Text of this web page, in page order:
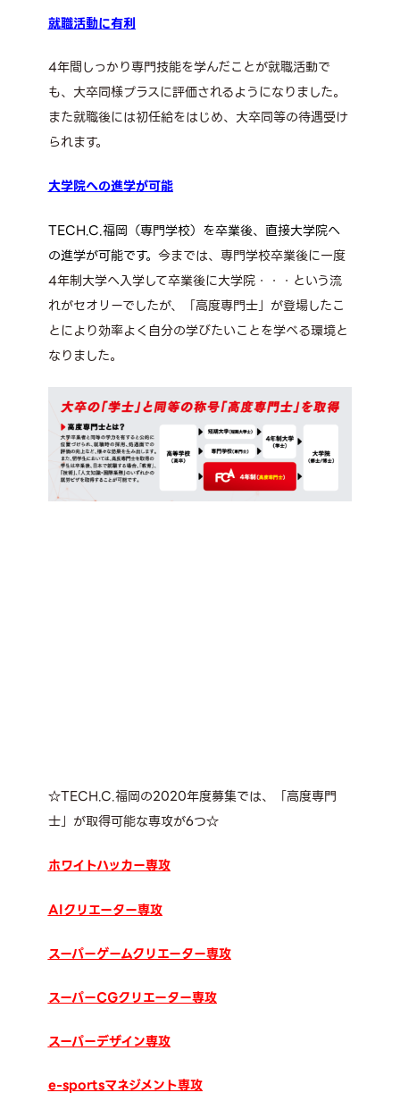
就職活動に有利
4年間しっかり専門技能を学んだことが就職活動で
も、大卒同様プラスに評価されるようになりました。
また就職後には初任給をはじめ、大卒同等の待遇受け
られます。
大学院への進学が可能
TECH.C.福岡（専門学校）を卒業後、直接大学院へ
の進学が可能です。 今までは、専門学校卒業後に一度
4年制大学へ入学して卒業後に大学院・・・という流
れがセオリーでしたが、「高度専門士」が登場したこ
とにより効率よく自分の学びたいことを学べる環境と
なりました。
☆TECH.C.福岡の2020年度募集では、「高度専門
士」が取得可能な専攻が6つ☆
ホワイトハッカー専攻
AIクリエーター専攻
スーパーゲームクリエーター専攻
スーパーCGクリエーター専攻
スーパーデザイン専攻
e-sportsマネジメント専攻